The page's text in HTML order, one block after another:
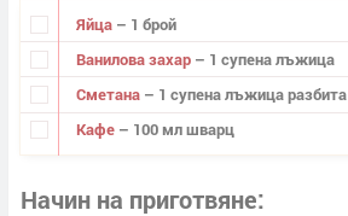
Яйцa – 1 брой
Ванилова захар – 1 супена лъжица
Сметана – 1 супена лъжица разбита
Кафе – 100 мл шварц
Начин на приготвяне